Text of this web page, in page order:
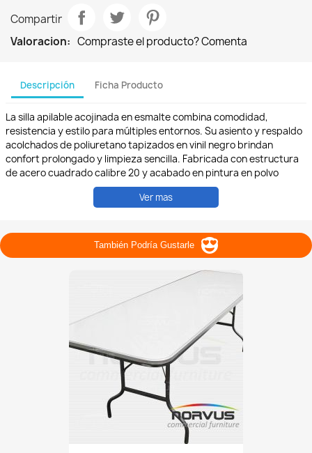
Compartir
Valoracion: Compraste el producto? Comenta
Descripción Ficha Producto
La silla apilable acojinada en esmalte combina comodidad,
resistencia y estilo para múltiples entornos. Su asiento y respaldo
acolchados de poliuretano tapizados en vinil negro brindan
confort prolongado y limpieza sencilla. Fabricada con estructura
de acero cuadrado calibre 20 y acabado en pintura en polvo
horneada, ofrece durabilidad superior y resistencia al uso
constante, tanto en interiores como en exteriores. Incluye
permite almacenar varias unidades sin ocupar espacio,
optimizando cualquier área. Perfecta para comedores, oficinas,
iglesias, salas de espera o cualquier espacio interior o semi-
exterior donde se requiera comodidad y versatilidad. Este
producto es 100% fabricado en México, disponible en menudeo y
mayoreo, con entrega mediante envío nacional. Una silla confiable,
elegante y versátil que combina practicidad, durabilidad y estilo
#SillasComedor #MobiliarioVersátil #DiseñoClásico
#CalidadDuradera #NorvusComercial #MueblesMéxico
Ver mas
También Podría Gustarle